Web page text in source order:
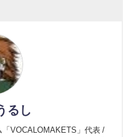
るし
VOCALOMAKETS」代表 /